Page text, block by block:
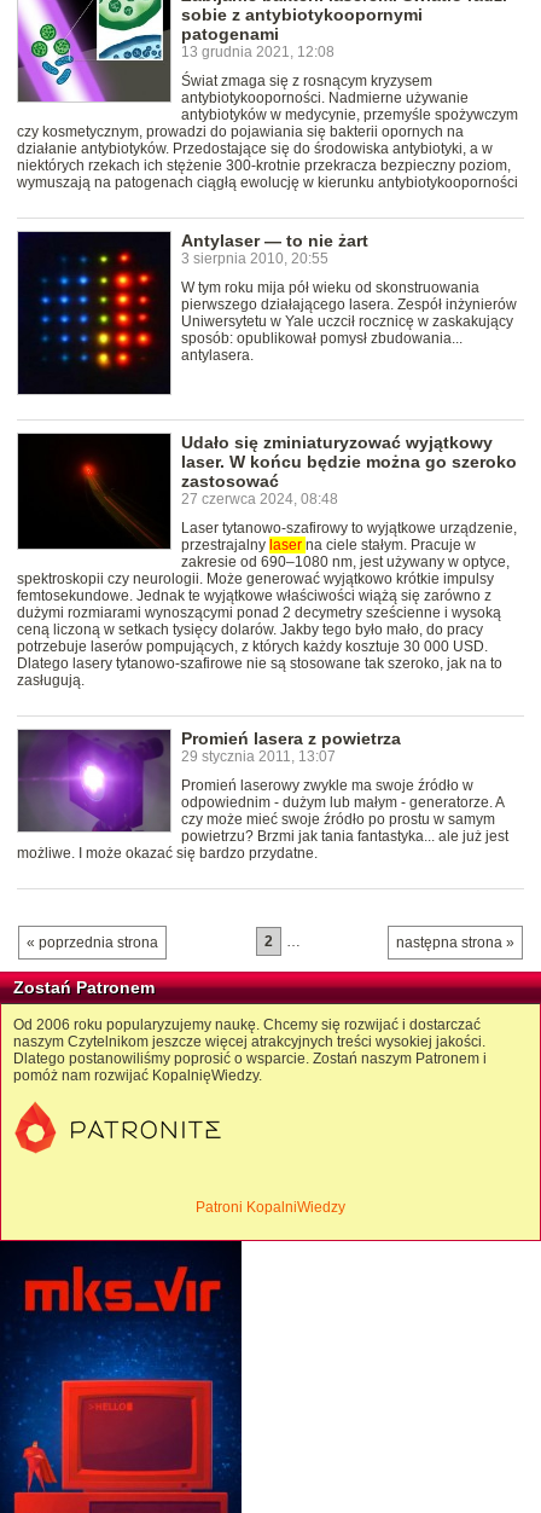
sobie z antybiotykoopornymi
patogenami
13 grudnia 2021, 12:08
Świat zmaga się z rosnącym kryzysem
antybiotykooporności. Nadmierne używanie
antybiotyków w medycynie, przemyśle spożywczym
czy kosmetycznym, prowadzi do pojawiania się bakterii opornych na
działanie antybiotyków. Przedostające się do środowiska antybiotyki, a w
niektórych rzekach ich stężenie 300-krotnie przekracza bezpieczny poziom,
wymuszają na patogenach ciągłą ewolucję w kierunku antybiotykooporności
Antylaser — to nie żart
3 sierpnia 2010, 20:55
W tym roku mija pół wieku od skonstruowania
pierwszego działającego lasera. Zespół inżynierów
Uniwersytetu w Yale uczcił rocznicę w zaskakujący
sposób: opublikował pomysł zbudowania...
antylasera.
Udało się zminiaturyzować wyjątkowy
laser. W końcu będzie można go szeroko
zastosować
27 czerwca 2024, 08:48
Laser tytanowo-szafirowy to wyjątkowe urządzenie,
przestrajalny laser na ciele stałym. Pracuje w
zakresie od 690–1080 nm, jest używany w optyce,
spektroskopii czy neurologii. Może generować wyjątkowo krótkie impulsy
femtosekundowe. Jednak te wyjątkowe właściwości wiążą się zarówno z
dużymi rozmiarami wynoszącymi ponad 2 decymetry sześcienne i wysoką
ceną liczoną w setkach tysięcy dolarów. Jakby tego było mało, do pracy
potrzebuje laserów pompujących, z których każdy kosztuje 30 000 USD.
Dlatego lasery tytanowo-szafirowe nie są stosowane tak szeroko, jak na to
zasługują.
Promień lasera z powietrza
29 stycznia 2011, 13:07
Promień laserowy zwykle ma swoje źródło w
odpowiednim - dużym lub małym - generatorze. A
czy może mieć swoje źródło po prostu w samym
powietrzu? Brzmi jak tania fantastyka... ale już jest
możliwe. I może okazać się bardzo przydatne.
« poprzednia strona następna strona »
2 …
Zostań Patronem
Od 2006 roku popularyzujemy naukę. Chcemy się rozwijać i dostarczać
naszym Czytelnikom jeszcze więcej atrakcyjnych treści wysokiej jakości.
Dlatego postanowiliśmy poprosić o wsparcie. Zostań naszym Patronem i
pomóż nam rozwijać KopalnięWiedzy.
Patroni KopalniWiedzy